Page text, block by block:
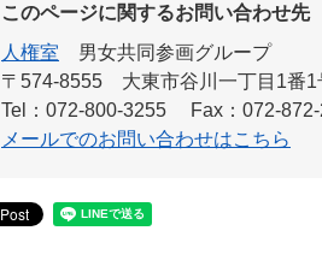
このページに関するお問い合わせ先
人権室
男女共同参画グループ
〒574-8555
大東市谷川一丁目1番
Tel：072-800-3255
Fax：072-
メールでのお問い合わせはこちら